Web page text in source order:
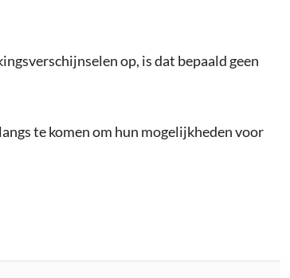
op, is dat bepaald geen
te komen om hun mogelijkheden voor